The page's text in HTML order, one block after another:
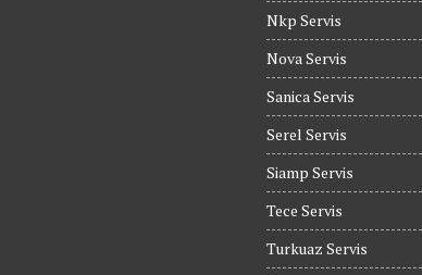
Nkp Servis
Nova Servis
Sanica Servis
Serel Servis
Siamp Servis
Tece Servis
Turkuaz Servis